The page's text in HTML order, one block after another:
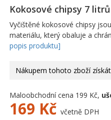
Kokosové chipsy 7
Vyčištěné kokosové chipsy
materiálu, který obaluje a
popis produktu]
Nákupem tohoto zboží
Maloobchodní cena 199 Kč,
169 Kč včetně DPH